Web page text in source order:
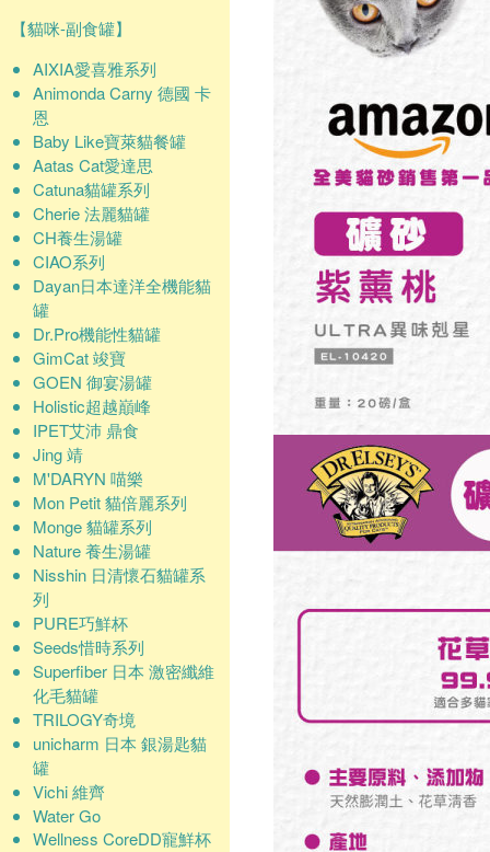
【貓咪-副食罐】
AIXIA愛喜雅系列
Animonda Carny 德國 卡
恩
Baby Like寶萊貓餐罐
Aatas Cat愛達思
Catuna貓罐系列
Cherie 法麗貓罐
CH養生湯罐
CIAO系列
Dayan日本達洋全機能貓
罐
Dr.Pro機能性貓罐
GimCat 竣寶
GOEN 御宴湯罐
Holistic超越巔峰
IPET艾沛 鼎食
Jing 靖
M'DARYN 喵樂
Mon Petit 貓倍麗系列
Monge 貓罐系列
Nature 養生湯罐
Nisshin 日清懷石貓罐系
列
PURE巧鮮杯
Seeds惜時系列
Superfiber 日本 激密纖維
化毛貓罐
TRILOGY奇境
unicharm 日本 銀湯匙貓
罐
Vichi 維齊
Water Go
Wellness CoreDD寵鮮杯